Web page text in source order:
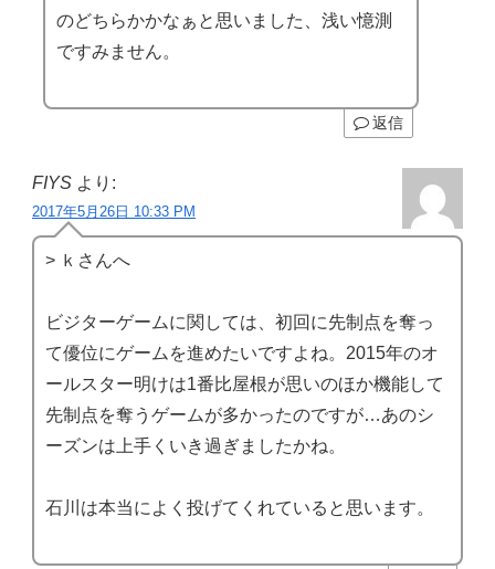
のどちらかかなぁと思いました、浅い憶測
ですみません。
返信
FIYS より:
2017年5月26日 10:33 PM
> ｋさんへ
ビジターゲームに関しては、初回に先制点を奪っ
て優位にゲームを進めたいですよね。2015年のオ
ールスター明けは1番比屋根が思いのほか機能して
先制点を奪うゲームが多かったのですが…あのシ
ーズンは上手くいき過ぎましたかね。
石川は本当によく投げてくれていると思います。